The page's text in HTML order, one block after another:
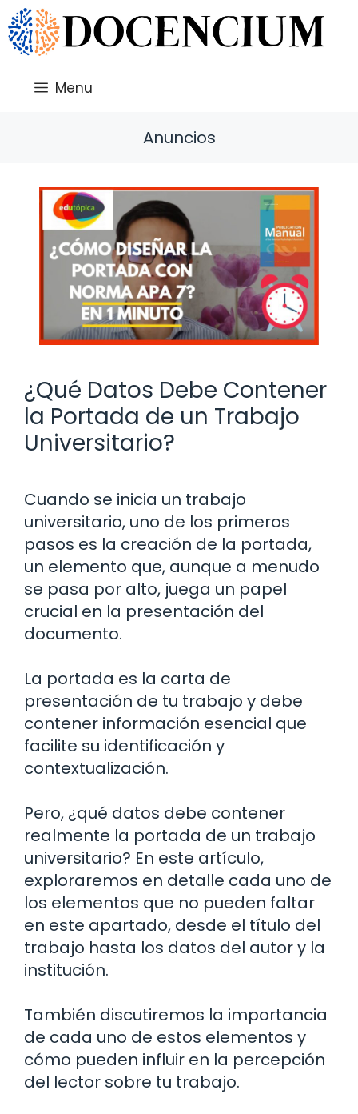
Saltar
al
contenido
Menu
Anuncios
¿Qué Datos Debe Contener
la Portada de un Trabajo
Universitario?
Cuando se inicia un trabajo
universitario, uno de los primeros
pasos es la creación de la portada,
un elemento que, aunque a menudo
se pasa por alto, juega un papel
crucial en la presentación del
documento.
La portada es la carta de
presentación de tu trabajo y debe
contener información esencial que
facilite su identificación y
contextualización.
Pero, ¿qué datos debe contener
realmente la portada de un trabajo
universitario? En este artículo,
exploraremos en detalle cada uno de
los elementos que no pueden faltar
en este apartado, desde el título del
trabajo hasta los datos del autor y la
institución.
También discutiremos la importancia
de cada uno de estos elementos y
cómo pueden influir en la percepción
del lector sobre tu trabajo.